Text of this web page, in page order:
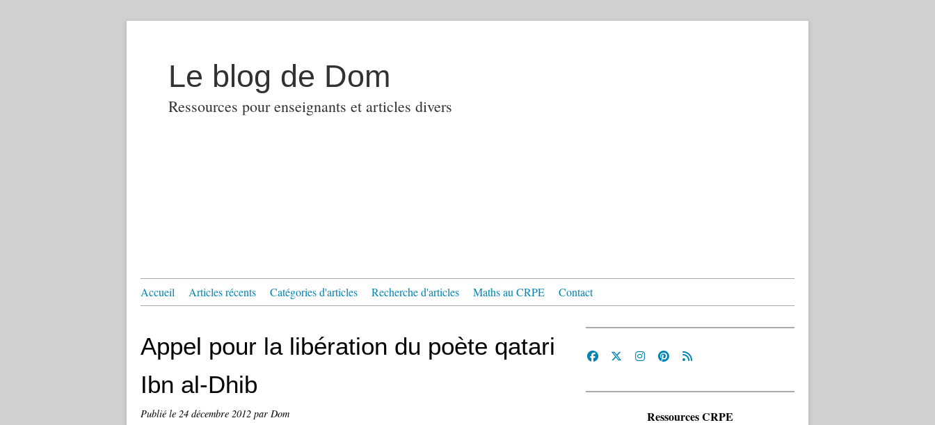
Le blog de Dom
Ressources pour enseignants et articles divers
Accueil Articles récents Catégories d'articles Recherche d'articles Maths au CRPE Contact
Appel pour la libération du poète qatari
Ibn al-Dhib
Publié le 24 décembre 2012 par Dom Ressources CRPE